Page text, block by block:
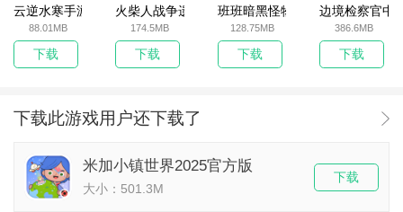
云逆水寒手游
88.01MB
下载
火柴人战争遗产无敌版
174.5MB
下载
班班暗黑怪物生存挑战5
128.75MB
下载
边境检察官中
386.6MB
下载
下载此游戏用户还下载了
米加小镇世界2025官方版
大小：501.3M
下载